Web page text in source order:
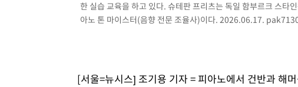
한 실습 교육을 하고 있다. 슈테판 프리츠는 독일 함부르크 스
아노 톤 마이스터(음향 전문 조율사)이다. 2026.06.17.
[서울=뉴시스] 조기용 기자 = 피아노에서 건반과 해